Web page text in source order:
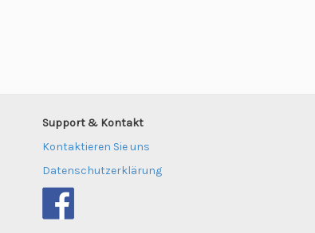
Support & Kontakt
Kontaktieren Sie uns
Datenschutzerklärung